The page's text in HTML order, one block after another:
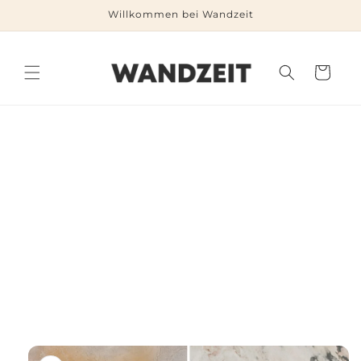
Inhalt
Willkommen bei Wandzeit
Warenkorb